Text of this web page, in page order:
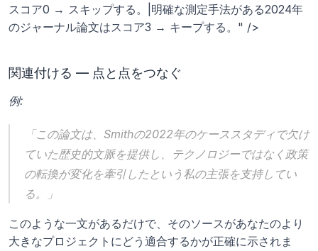
スコア0 → スキップする。|明確な測定手法がある2024年
のジャーナル論文はスコア3 → キープする。" />
関連付ける — 点と点をつなぐ
例:
「この論文は、Smithの2022年のケーススタディで欠け
ていた歴史的文脈を提供し、テクノロジーではなく政策
の転換が変化を牽引したという私の主張を支持してい
る。」
このような一文があるだけで、そのソースがあなたのより
大きなプロジェクトにどう適合するかが正確に示されま